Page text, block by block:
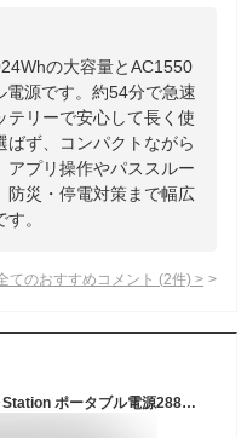
の大容量とAC1550
源です。約54分で急速
テリーで安心して長く使
ばず、コンパクトながら
アプリ操作やパススルー
防災・停電対策まで幅広
。
てのおすすめコメント (2件) >
Anker Solix C300 DC Portable Power Station ポータブル電源288Wh 小型軽量2.8Kg 1.5H満充電 充電器は同梱無し 合計最大出力300W USB-C/USB-A/DC計7ポート(ACポート非搭載) ストラップ付き リン酸鉄 ポータブルバッテリー ソーラーパネル対応 キャンプ 車中泊 停電対策 防災 (ダークグレー)